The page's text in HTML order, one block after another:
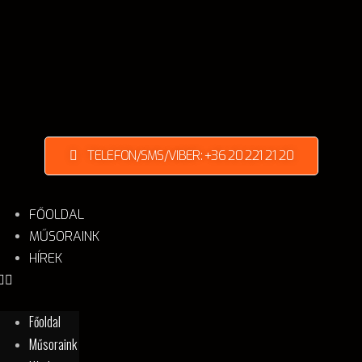
FŐOLDAL
MŰSORAINK
HÍREK
Főoldal
Műsoraink
TELEFON/SMS/VIBER: +36 20 221 21 20